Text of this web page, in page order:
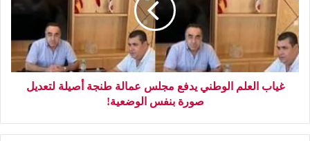
غياب العلم الوطني يدفع مجلس عمالة طنجة أصيلة لتعديل
صورة بنفس الوضعية!